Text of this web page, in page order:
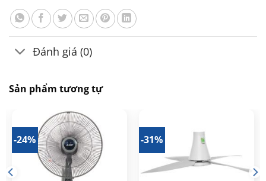
Đánh giá (0)
Sản phẩm tương tự
-24% -31%